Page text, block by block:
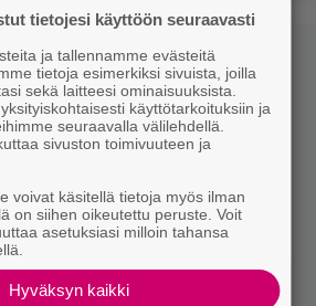
tietojesi käyttöön seuraavasti
ja tallennamme evästeitä
tietoja esimerkiksi sivuista, joilla
sekä laitteesi ominaisuuksista.
käyttötarkoituksiin ja
seuraavalla välilehdellä.
sivuston toimivuuteen ja
voivat käsitellä tietoja myös ilman
on siihen oikeutettu peruste. Voit
asetuksiasi milloin tahansa
Hyväksyn kaikki